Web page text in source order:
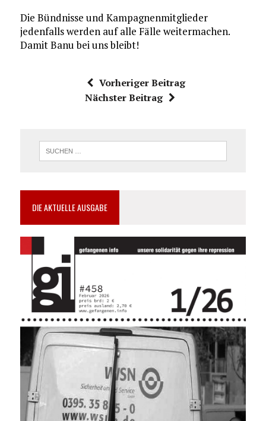
Die Bündnisse und Kampagnenmitglieder
jedenfalls werden auf alle Fälle weitermachen.
Damit Banu bei uns bleibt!
Vorheriger Beitrag
Nächster Beitrag
DIE AKTUELLE AUSGABE